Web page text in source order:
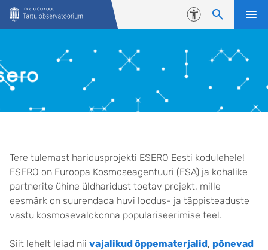
Liigu edasi põhisisu juurde
Juurdepääsetavus
Tere tulemast haridusprojekti ESERO Eesti kodulehele!
ESERO on Euroopa Kosmoseagentuuri (ESA) ja kohalike
partnerite ühine üldharidust toetav projekt, mille
eesmärk on suurendada huvi loodus- ja täppisteaduste
vastu kosmosevaldkonna populariseerimise teel.
Siit lehelt leiad nii vajalikud õppematerjalid, põnevad